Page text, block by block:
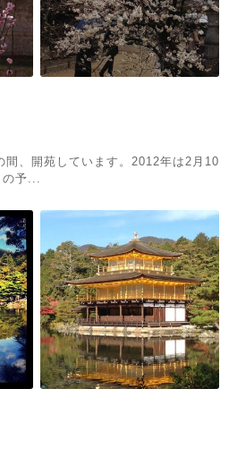
間、開苑しています。2012年は2月10
予...